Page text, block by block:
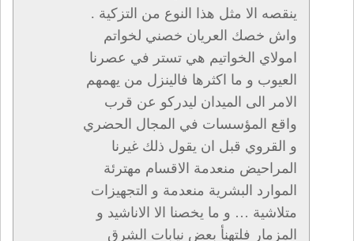
ينقصه الا مثل هذا النوع من التزكية .
واش خصك العريان خصني لخواتم
امولاي الخواتيم هي تستر في عصرنا
العيوب و ما اكثرها فالينزل من يهمهم
الامر الى الميدان ليدركو عن قرب
واقع المؤسسات في المجال الحضري
و القروي قبل ان يقول ذلك غيرنا
المراحيض منعدمة الاقسام مهترئة
الموارد البشرية منعدمة و التجهيزات
متلاشية … و ما يخصنا الا الاناشيد و
المزمار فلتهنأ بعض نيابات الشرق